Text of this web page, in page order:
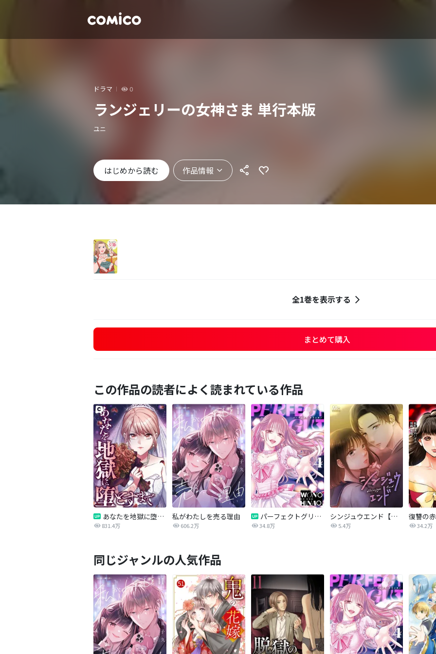
ドラマ 0
ランジェリーの女神さま 単行本版
ユニ
はじめから読む 作品情報
全1巻を表示する
まとめて購入
この作品の読者によく読まれている作品
あなたを地獄に堕とすまで
831.4万
私がわたしを売る理由
606.2万
パーフェクトグリッター
34.8万
シンジュウエンド【タテヨミ】
5.4万 34.2万
同じジャンルの人気作品